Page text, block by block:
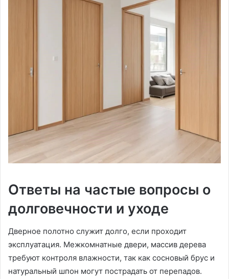
Ответы на частые вопросы о
долговечности и уходе
Дверное полотно служит долго, если проходит
эксплуатация. Межкомнатные двери, массив дерева
требуют контроля влажности, так как сосновый брус и
натуральный шпон могут пострадать от перепадов.